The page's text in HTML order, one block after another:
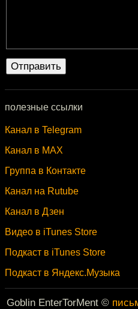
полезные ссылки
Канал в Telegram
Канал в MAX
Группа в Контакте
Канал на Rutube
Канал в Дзен
Видео в iTunes Store
Подкаст в iTunes Store
Подкаст в Яндекс.Музыка
Goblin EnterTorMent ©